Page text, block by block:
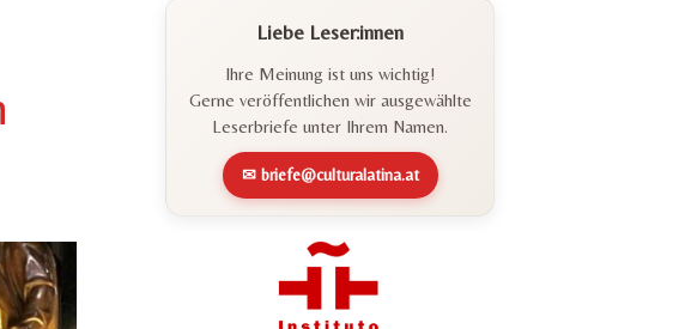
Liebe Leser:innen
Ihre Meinung ist uns wichtig!
Gerne veröffentlichen wir ausgewählte
Leserbriefe unter Ihrem Namen.
✉ briefe@culturalatina.at